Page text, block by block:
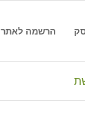
הרשמה לאתר